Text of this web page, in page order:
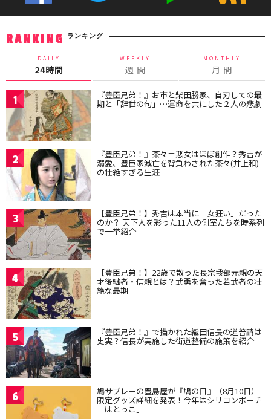
RANKING ランキング
DAILY
24時間
WEEKLY
週 間
MONTHLY
月 間
1 『豊臣兄弟！』お市と柴田勝家、自刃しての最
期と「辞世の句」…運命を共にした２人の悲劇
2 『豊臣兄弟！』茶々＝悪女はほぼ創作？秀吉が
溺愛、豊臣家滅亡を背負わされた茶々(井上和)
の壮絶すぎる生涯
3 【豊臣兄弟！】秀吉は本当に「女狂い」だった
のか？ 天下人を彩った11人の側室たちを時系列
で一挙紹介
4 【豊臣兄弟！】22歳で散った長宗我部元親の天
才後継者・信親とは？武勇を奮った若武者の壮
絶な最期
5 『豊臣兄弟！』で描かれた織田信長の道普請は
史実？信長が実施した街道整備の施策を紹介
6 鳩サブレーの豊島屋が『鳩の日』（8月10日）
限定グッズ詳細を発表！今年はシリコンポーチ
「はとっこ」